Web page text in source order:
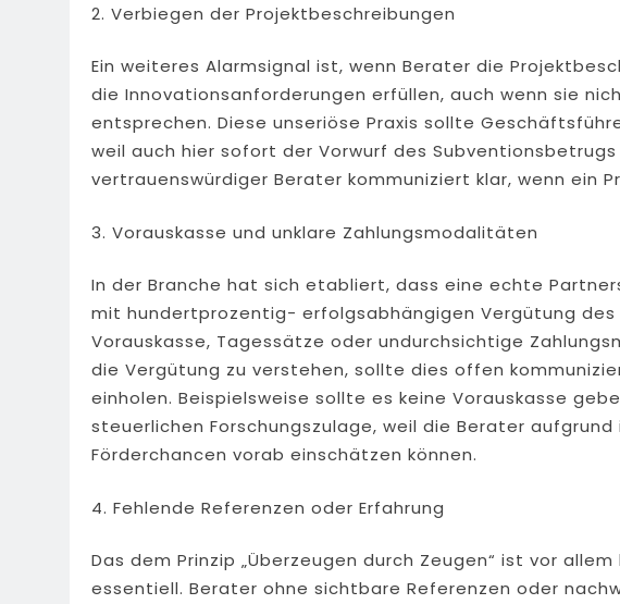
2. Verbiegen der Projektbeschreibungen
Ein weiteres Alarmsignal ist, wenn Berater die
die Innovationsanforderungen erfüllen, auch wenn sie
entsprechen. Diese unseriöse Praxis sollte
weil auch hier sofort der Vorwurf des Subventionsbetrugs
vertrauenswürdiger Berater kommuniziert klar, wenn ein
3. Vorauskasse und unklare Zahlungsmodalitäten
In der Branche hat sich etabliert, dass eine echte
mit hundertprozentig- erfolgsabhängigen Vergütung des
Vorauskasse, Tagessätze oder undurchsichtige
die Vergütung zu verstehen, sollte dies offen
einholen. Beispielsweise sollte es keine Vorauskasse
steuerlichen Forschungszulage, weil die Berater
Förderchancen vorab einschätzen können.
4. Fehlende Referenzen oder Erfahrung
Das dem Prinzip „Überzeugen durch Zeugen“ ist vor
essentiell. Berater ohne sichtbare Referenzen oder